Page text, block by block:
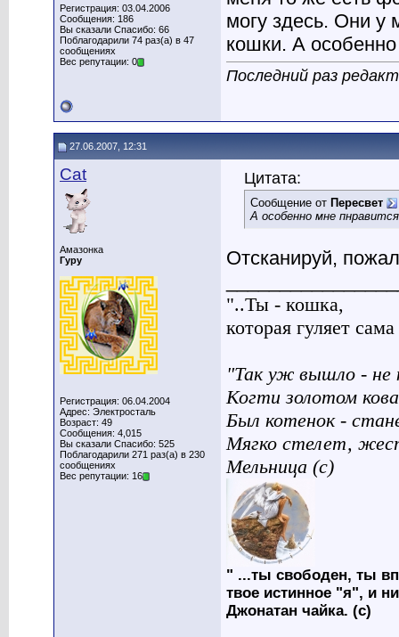
Регистрация: 03.04.2006
Сообщения: 186
Вы сказали Спасибо: 66
Поблагодарили 74 раз(а) в 47
сообщениях
Вес репутации: 0
могу здесь. Они у
кошки. А
Последний раз
27.06.2007, 12:31
Cat
Амазонка
Гуру
Регистрация: 06.04.2004
Адрес: Электросталь
Возраст: 49
Сообщения: 4,015
Вы сказали Спасибо: 525
Поблагодарили 271 раз(а) в 230
сообщениях
Вес репутации: 16
Цитата:
Сообщение от Пересвет
А особенно мне
Отсканируй,
"..Ты - кошка,
которая гуляет
"Так уж вышло - не
Когти золотом
Был котенок -
Мягко стелет,
Мельница (с)
" ...ты свободен, ты
твое истинное "я", и
Джонатан чайка. (с)